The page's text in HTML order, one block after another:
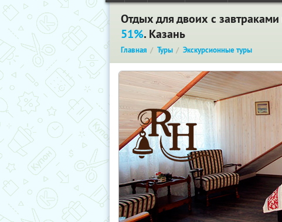
Отдых для двоих с
51%. Казань
Главная Туры Экскурсионные туры